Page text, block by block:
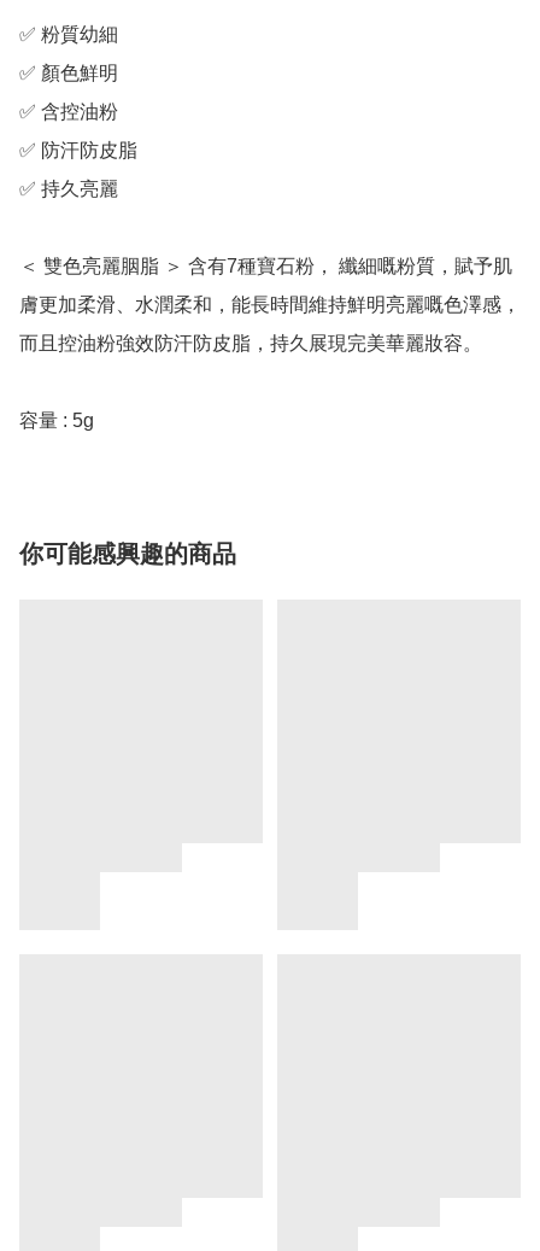
✅ 粉質幼細
✅ 顏色鮮明
✅ 含控油粉
✅ 防汗防皮脂
✅ 持久亮麗
＜ 雙色亮麗胭脂 ＞ 含有7種寶石粉， 纖細嘅粉質，賦予肌
膚更加柔滑、水潤柔和，能長時間維持鮮明亮麗嘅色澤感，
而且控油粉強效防汗防皮脂，持久展現完美華麗妝容。
容量 : 5g
你可能感興趣的商品